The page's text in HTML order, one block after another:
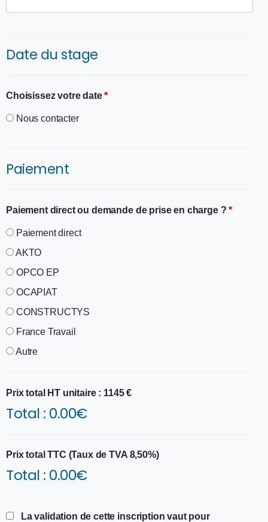
Date du stage
Choisissez votre date*
Nous contacter
Paiement
Paiement direct ou demande de prise en charge ?*
Paiement direct
AKTO
OPCO EP
OCAPIAT
CONSTRUCTYS
France Travail
Autre
Prix total HT unitaire : 1145 €
Total : 0.00€
Prix total TTC (Taux de TVA 8,50%)
Total : 0.00€
La validation de cette inscription vaut pour